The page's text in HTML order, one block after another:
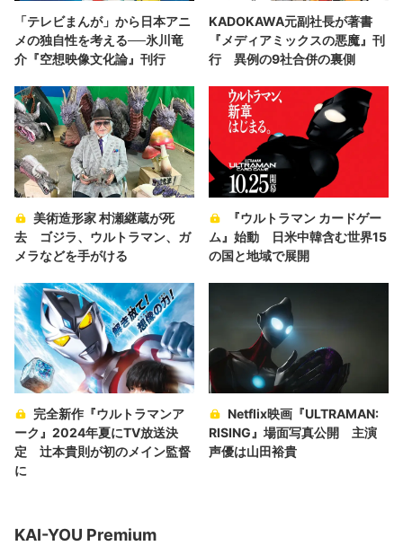
「テレビまんが」から日本アニ
メの独自性を考える──氷川竜
介『空想映像文化論』刊行
KADOKAWA元副社長が著書
『メディアミックスの悪魔』刊
行 異例の9社合併の裏側
美術造形家 村瀬継蔵が死
去 ゴジラ、ウルトラマン、ガ
メラなどを手がける
『ウルトラマン カードゲー
ム』始動 日米中韓含む世界15
の国と地域で展開
完全新作『ウルトラマンア
ーク』2024年夏にTV放送決
定 辻本貴則が初のメイン監督
に
Netflix映画『ULTRAMAN:
RISING』場面写真公開 主演
声優は山田裕貴
KAI-YOU Premium